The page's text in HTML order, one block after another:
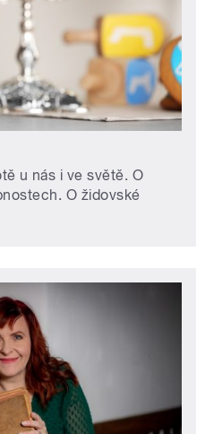
u nás i ve světě. O
O židovské